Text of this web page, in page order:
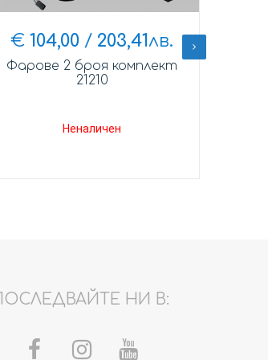
€ 104,00 / 203,41лв.
Фарове 2 броя комплект
21210
Неналичен
ПОСЛЕДВАЙТЕ НИ В: